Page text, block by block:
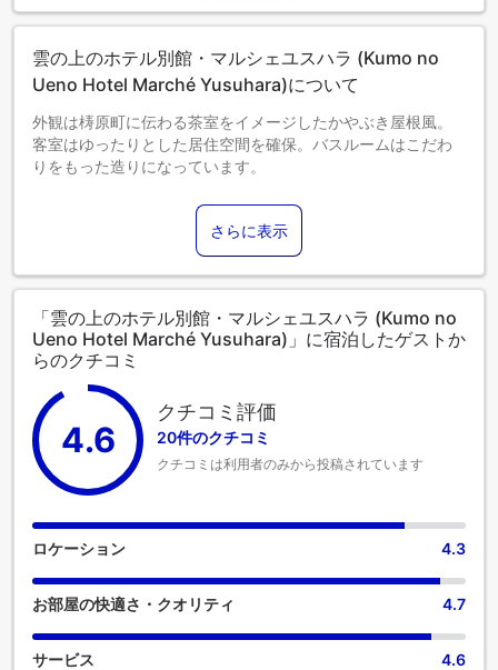
雲の上のホテル別館・マルシェユスハラ (Kumo no
Ueno Hotel Marché Yusuhara)について
外観は梼原町に伝わる茶室をイメージしたかやぶき屋根風。
客室はゆったりとした居住空間を確保。バスルームはこだわ
りをもった造りになっています。
さらに表示
「雲の上のホテル別館・マルシェユスハラ (Kumo no
Ueno Hotel Marché Yusuhara)」に宿泊したゲストか
らのクチコミ
4.6
クチコミ評価
20件のクチコミ
クチコミは利用者のみから投稿されています
ロケーション 4.3
お部屋の快適さ・クオリティ 4.7
サービス 4.6